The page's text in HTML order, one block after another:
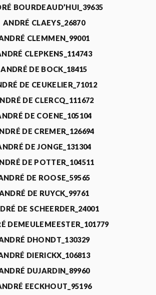
BOURDEAUD’HUI_39635
ANDRÉ CLAEYS_26870
CLEMMEN_99001
CLEPKENS_114743
ANDRÉ DE BOCK_18415
DE CEUKELIER_71012
DE CLERCQ_111672
DE COENE_105104
DE CREMER_126694
DE JONGE_131304
DE POTTER_104511
DE ROOSE_59565
DE RUYCK_99761
DE SCHEERDER_24001
DEMEULEMEESTER_101779
DHONDT_130329
DIERICKX_106813
DUJARDIN_89960
EECKHOUT_95196